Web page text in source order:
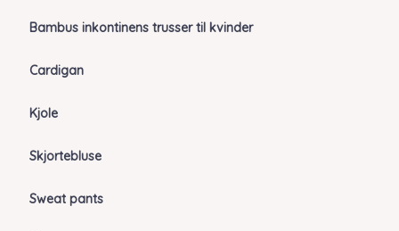
Bambus inkontinens trusser til kvinder
Cardigan
Kjole
Skjortebluse
Sweat pants